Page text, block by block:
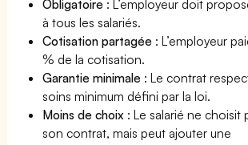
Obligatoire : L’employeur doit
à tous les salariés.
Cotisation partagée : L’employeur
% de la cotisation.
Garantie minimale : Le contrat
soins minimum défini par la loi.
Moins de choix : Le salarié ne choisit
son contrat, mais peut ajouter une